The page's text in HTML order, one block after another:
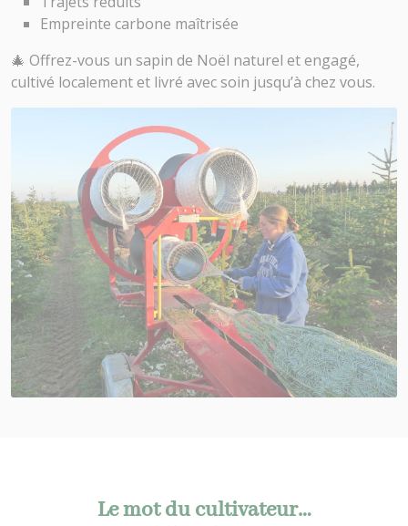
Empreinte carbone maîtrisée
🎄 Offrez-vous un sapin de Noël naturel et engagé,
cultivé localement et livré avec soin jusqu’à chez vous.
Le mot du cultivateur…